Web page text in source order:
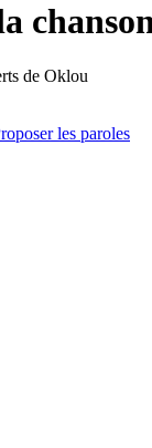
de Oklou
les paroles